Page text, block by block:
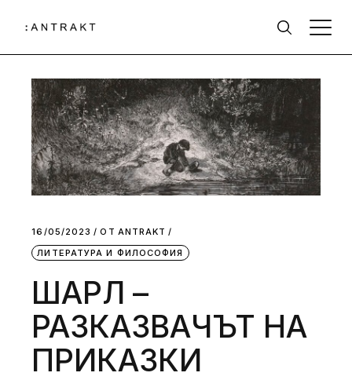
16/05/2023 ОТ АNTRAKT
ЛИТЕРАТУРА И ФИЛОСОФИЯ
ШАРЛ –
РАЗКАЗВАЧЪТ НА
ПРИКАЗКИ